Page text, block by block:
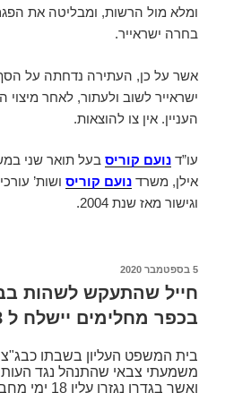
ומלא מול הרשות, ומבליטה את
בחרה ישראייר.
אשר על כן, העתירה נדחתה על
ישראייר לשוב ולעתור, לאחר מיצוי
העניין. אין צו להוצאות.
עו”ד נועם קוריס בעל תואר שני
אילן, משרד נועם קוריס ושות’
וגישור מאז שנת 2004.
פורסם
5 בספטמבר 2020
חייל שהתעקש לשהות
בכפר מחלימים יישלח ל 18 ימי מחבוש
בית המשפט העליון בשבתו
משמעתי צבאי שהתנהל נגד
ואשר בגדרו